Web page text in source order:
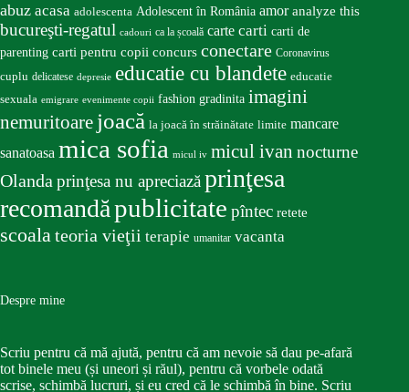
abuz acasa adolescenta Adolescent în România amor analyze this
bucureşti-regatul cadouri ca la școală carte carti carti de
parenting carti pentru copii concurs conectare Coronavirus
cuplu delicatese depresie educatie cu blandete educatie
sexuala emigrare evenimente copii fashion gradinita imagini
nemuritoare joacă la joacă în străinătate limite mancare
sanatoasa mica sofia micul iv micul ivan nocturne
Olandaprinţesa nu apreciazăprinţesa
recomandăpublicitate pîntec retete
scoalateoria vieţii terapie umanitar vacanta
Despre mine
Scriu pentru că mă ajută, pentru că am nevoie să dau pe-afară
tot binele meu (și uneori și răul), pentru că vorbele odată
scrise, schimbă lucruri, și eu cred că le schimbă în bine. Scriu